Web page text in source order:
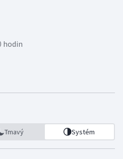
hodin
Tmavý Systém